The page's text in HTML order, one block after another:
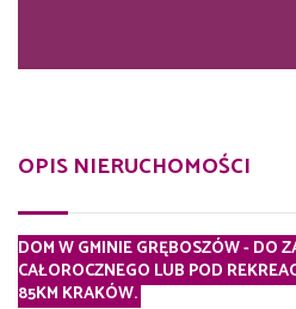
OPIS NIERUCHOMOŚCI
DOM W GMINIE GRĘBOSZÓW - DO
CAŁOROCZNEGO LUB POD
85KM KRAKÓW.